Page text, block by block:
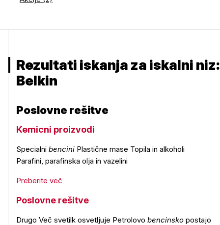
Rezultati iskanja za iskalni niz:
Belkin
Poslovne rešitve
Kemicni proizvodi
Specialni bencini Plastične mase Topila in alkoholi
Parafini, parafinska olja in vazelini
Preberite več
Poslovne rešitve
Drugo Več svetilk osvetljuje Petrolovo bencinsko postajo